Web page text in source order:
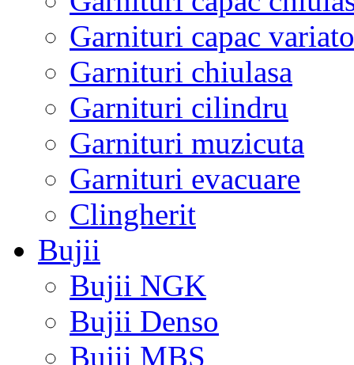
Garnituri capac
Garnituri chiulasa
Garnituri cilindru
Garnituri muzicuta
Garnituri evacuare
Clingherit
Bujii
Bujii NGK
Bujii Denso
Bujii MBS